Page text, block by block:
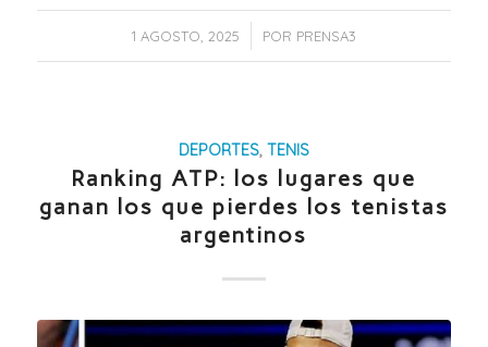
1 AGOSTO, 2025
/ POR PRENSA3
DEPORTES, TENIS
Ranking ATP: los lugares que
ganan los que pierdes los tenistas
argentinos